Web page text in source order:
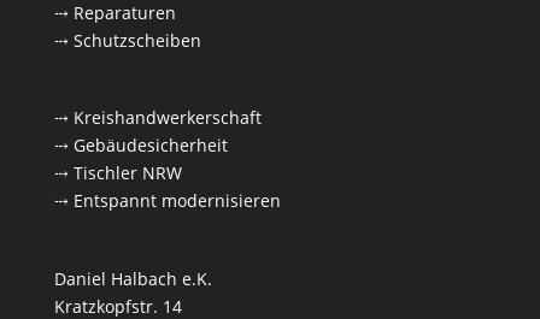
⤏ Reparaturen
⤏ Schutzscheiben
⤏ Kreishandwerkerschaft
⤏ Gebäudesicherheit
⤏ Tischler NRW
⤏ Entspannt modernisieren
Daniel Halbach e.K.
Kratzkopfstr. 14